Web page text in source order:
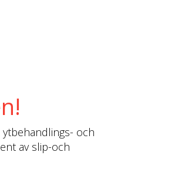
ytbehandlings- och
av slip-och